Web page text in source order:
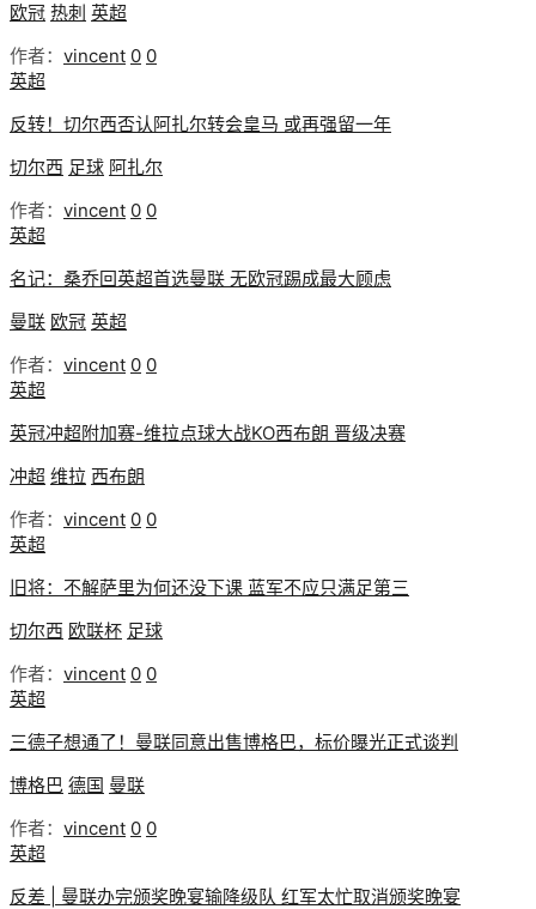
欧冠 热刺 英超
作者： vincent 0 0
英超
反转！切尔西否认阿扎尔转会皇马 或再强留一年
切尔西 足球 阿扎尔
作者： vincent 0 0
英超
名记：桑乔回英超首选曼联 无欧冠踢成最大顾虑
曼联 欧冠 英超
作者： vincent 0 0
英超
英冠冲超附加赛-维拉点球大战KO西布朗 晋级决赛
冲超 维拉 西布朗
作者： vincent 0 0
英超
旧将：不解萨里为何还没下课 蓝军不应只满足第三
切尔西 欧联杯 足球
作者： vincent 0 0
英超
三德子想通了！曼联同意出售博格巴，标价曝光正式谈判
博格巴 德国 曼联
作者： vincent 0 0
英超
反差 | 曼联办完颁奖晚宴输降级队 红军太忙取消颁奖晚宴